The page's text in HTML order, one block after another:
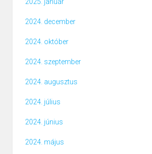
2025. január
2024. december
2024. október
2024. szeptember
2024. augusztus
2024. július
2024. június
2024. május